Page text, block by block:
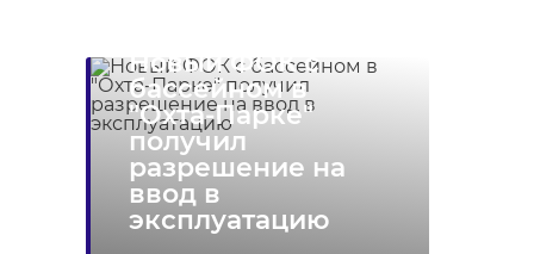
Новый ФОК с
бассейном в
"Охта-Парке"
получил
разрешение на
ввод в
эксплуатацию